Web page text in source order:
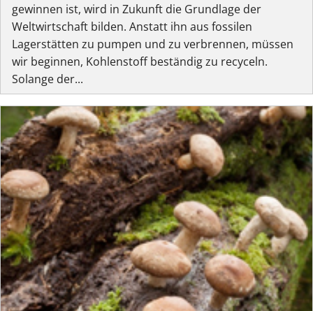
gewinnen ist, wird in Zukunft die Grundlage der
Weltwirtschaft bilden. Anstatt ihn aus fossilen
Lagerstätten zu pumpen und zu verbrennen, müssen
wir beginnen, Kohlenstoff beständig zu recyceln.
Solange der...